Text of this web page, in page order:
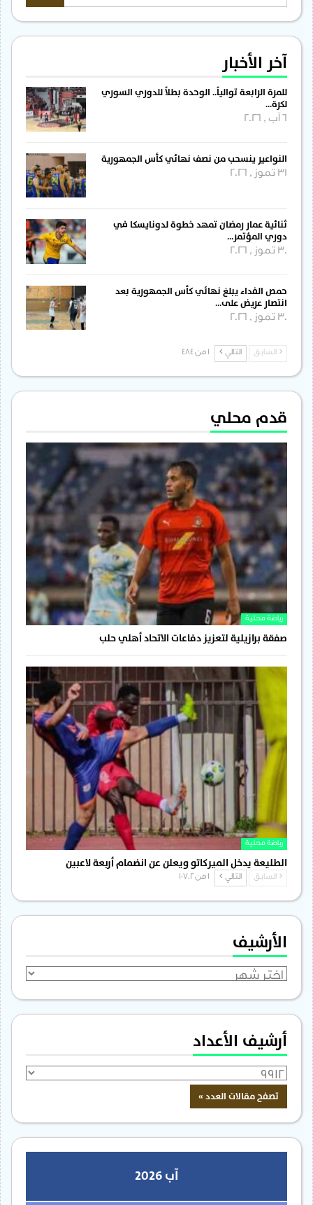
آخر الأخبار
للمرة الرابعة توالياً.. الوحدة بطلاً للدوري السوري
لكرة…
النواعير ينسحب من نصف نهائي كأس الجمهورية
31 تموز , 2026
ثنائية عمار رمضان تمهد خطوة لدونايسكا في
دوري المؤتمر…
30 تموز , 2026
حمص الفداء يبلغ نهائي كأس الجمهورية بعد
انتصار عريض على…
30 تموز , 2026
السابق التالي
قدم محلي
رياضة محلية
صفقة برازيلية لتعزيز دفاعات الاتحاد أهلي حلب
رياضة محلية
الطليعة يدخل الميركاتو ويعلن عن انضمام أربعة لاعبين
السابق التالي
الأرشيف
الأرشيف
أرشيف الأعداد
آب 2026